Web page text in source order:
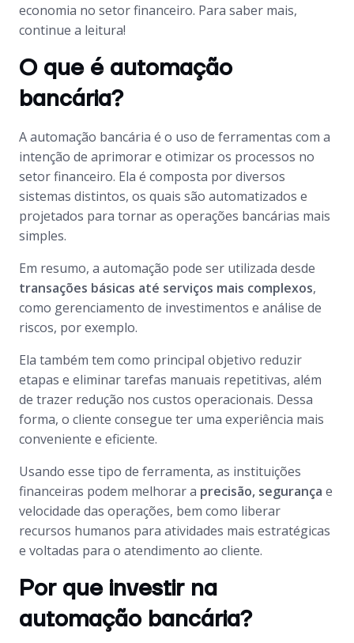
economia no setor financeiro. Para saber mais,
continue a leitura!
O que é automação
bancária?
A automação bancária é o uso de ferramentas com a
intenção de aprimorar e otimizar os processos no
setor financeiro. Ela é composta por diversos
sistemas distintos, os quais são automatizados e
projetados para tornar as operações bancárias mais
simples.
Em resumo, a automação pode ser utilizada desde
transações básicas até serviços mais complexos,
como gerenciamento de investimentos e análise de
riscos, por exemplo.
Ela também tem como principal objetivo reduzir
etapas e eliminar tarefas manuais repetitivas, além
de trazer redução nos custos operacionais. Dessa
forma, o cliente consegue ter uma experiência mais
conveniente e eficiente.
Usando esse tipo de ferramenta, as instituições
financeiras podem melhorar a precisão, segurança e
velocidade das operações, bem como liberar
recursos humanos para atividades mais estratégicas
e voltadas para o atendimento ao cliente.
Por que investir na
automação bancária?